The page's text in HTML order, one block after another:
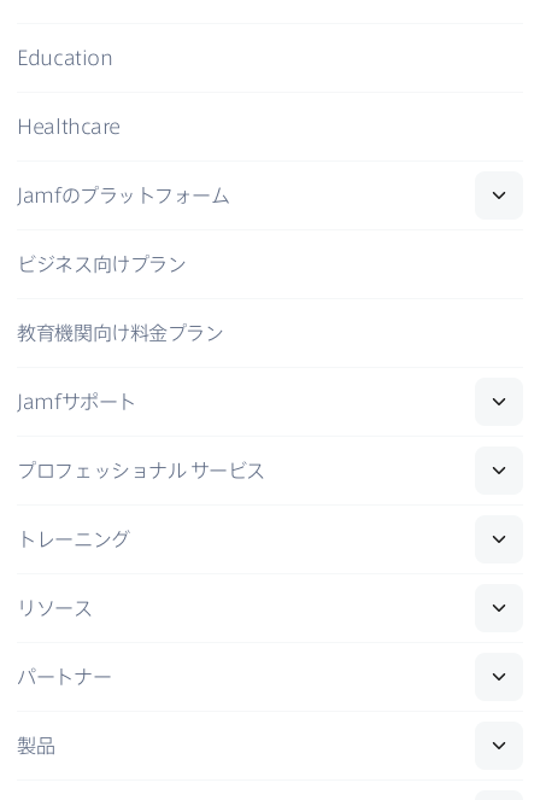
Education
Healthcare
Jamfの​プラットフォーム
ビジネス向けプラン
教育機関向け料金プラン
Jamfサポート
プロフェッショナル サービス
トレーニング
リソース
パートナー
製品